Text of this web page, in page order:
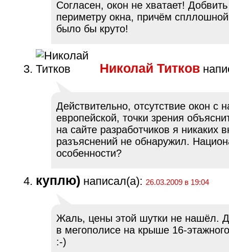
Согласен, окон не хватает!
периметру окна, причём
было бы круто!
Николай Титков
Действительно, отсутствие окон с
европейской, точки зрения
на сайте разработчиков я никаких
разъяснений не обнаружил.
особенности?
куплю) написал(а): 26.03.2009 в 19:04
Жаль, цены этой шутки не нашёл.
в мегополисе на крыше 16-
:-)